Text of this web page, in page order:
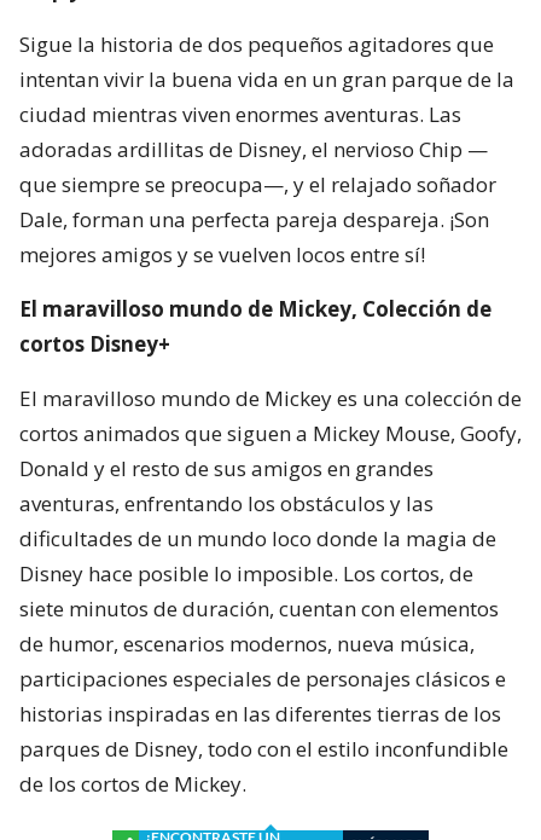
Sigue la historia de dos pequeños agitadores que
intentan vivir la buena vida en un gran parque de la
ciudad mientras viven enormes aventuras. Las
adoradas ardillitas de Disney, el nervioso Chip —
que siempre se preocupa—, y el relajado soñador
Dale, forman una perfecta pareja despareja. ¡Son
mejores amigos y se vuelven locos entre sí!
El maravilloso mundo de Mickey, Colección de
cortos Disney+
El maravilloso mundo de Mickey es una colección de
cortos animados que siguen a Mickey Mouse, Goofy,
Donald y el resto de sus amigos en grandes
aventuras, enfrentando los obstáculos y las
dificultades de un mundo loco donde la magia de
Disney hace posible lo imposible. Los cortos, de
siete minutos de duración, cuentan con elementos
de humor, escenarios modernos, nueva música,
participaciones especiales de personajes clásicos e
historias inspiradas en las diferentes tierras de los
parques de Disney, todo con el estilo inconfundible
de los cortos de Mickey.